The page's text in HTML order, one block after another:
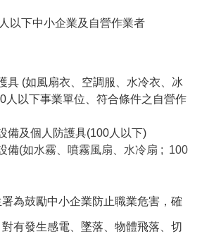
以下中小企業及自營作業者
具 (如風扇衣、空調服、水冷衣、冰
人以下事業單位、符合條件之自營作
備及個人防護具(100人以下)
備(如水霧、噴霧風扇、水冷扇 ; 100
為鼓勵中小企業防止職業危害，確
有發生感電、墜落、物體飛落、切